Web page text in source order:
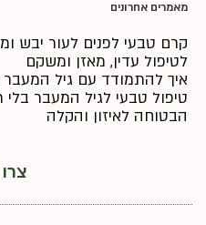
מאמרים אחרונים
קרם טבעי לפנים לעור יבש
לטיפול עדין, מאזן ומשקם
איך להתמודד עם גיל המעבר
טיפול טבעי לגיל המעבר בלי
הבטוחה לאיזון והקלה